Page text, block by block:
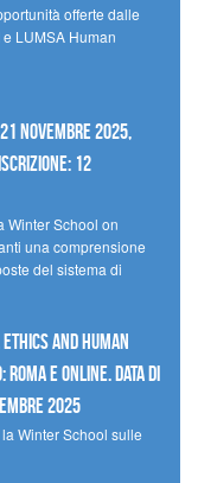
offerte dalle
LUMSA Human
novembre 2025,
12
Winter School on
una comprensione
del sistema di
and Human
e online. Data di
2025
Winter School sulle